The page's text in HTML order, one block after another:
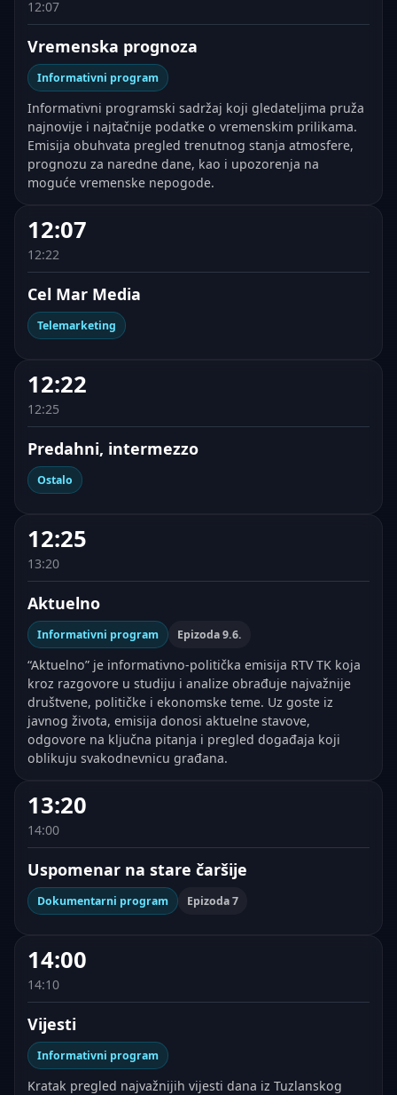
12:07
Vremenska prognoza
Informativni program
Informativni programski sadržaj koji gledateljima pruža
najnovije i najtačnije podatke o vremenskim prilikama.
Emisija obuhvata pregled trenutnog stanja atmosfere,
prognozu za naredne dane, kao i upozorenja na
moguće vremenske nepogode.
12:07
12:22
Cel Mar Media
Telemarketing
12:22
12:25
Predahni, intermezzo
Ostalo
12:25
13:20
Aktuelno
Informativni program Epizoda 9.6.
“Aktuelno” je informativno-politička emisija RTV TK koja
kroz razgovore u studiju i analize obrađuje najvažnije
društvene, političke i ekonomske teme. Uz goste iz
javnog života, emisija donosi аktuelne stavove,
odgovore na ključna pitanja i pregled događaja koji
oblikuju svakodnevnicu građana.
13:20
14:00
Uspomenar na stare čaršije
Dokumentarni program Epizoda 7
14:00
14:10
Vijesti
Informativni program
Kratak pregled najvažnijih vijesti dana iz Tuzlanskog